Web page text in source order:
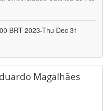
BRT 2023-Thu Dec 31
Magalhães